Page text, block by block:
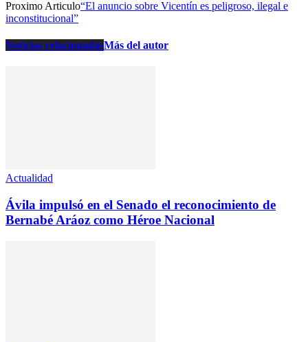
Proximo Articulo“El anuncio sobre Vicentín es peligroso, ilegal e
inconstitucional”
Noticias relacionadasMás del autor
Actualidad
Ávila impulsó en el Senado el reconocimiento de
Bernabé Aráoz como Héroe Nacional